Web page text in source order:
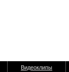
Видеоклипы